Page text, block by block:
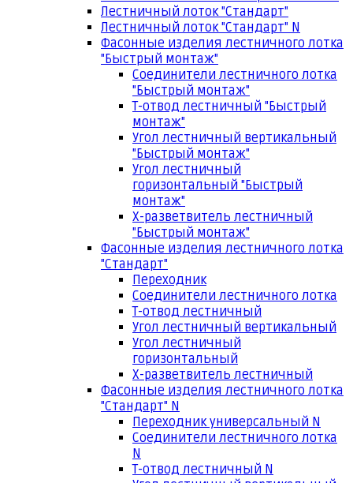
Лестничный лоток "Стандарт"
Лестничный лоток "Стандарт" N
Фасонные изделия лестничного лотка
"Быстрый монтаж"
Соединители лестничного лотка
"Быстрый монтаж"
Т-отвод лестничный "Быстрый
монтаж"
Угол лестничный вертикальный
"Быстрый монтаж"
Угол лестничный
горизонтальный "Быстрый
монтаж"
Х-разветвитель лестничный
"Быстрый монтаж"
Фасонные изделия лестничного лотка
"Стандарт"
Переходник
Соединители лестничного лотка
Т-отвод лестничный
Угол лестничный вертикальный
Угол лестничный
горизонтальный
Х-разветвитель лестничный
Фасонные изделия лестничного лотка
"Стандарт" N
Переходник универсальный N
Соединители лестничного лотка
N
Т-отвод лестничный N